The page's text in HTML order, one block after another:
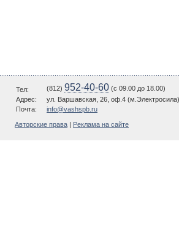
Тел: (812) 952-40-60 (c 09.00 до 18.00)
Адрес:
ул. Варшавская, 26, оф.4
Почта:
info@vashspb.ru
Авторские права Реклама на сайте